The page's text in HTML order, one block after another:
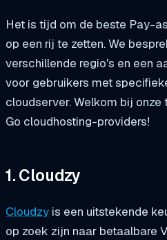
Het is tijd om de beste Pay-
op een rij te zetten. We
verschillende regio's en een
voor gebruikers met
cloudserver. Welkom bij
Go cloudhosting-providers!
1. Cloudzy
Cloudzy is een uitstekende
op zoek zijn naar betaalbare